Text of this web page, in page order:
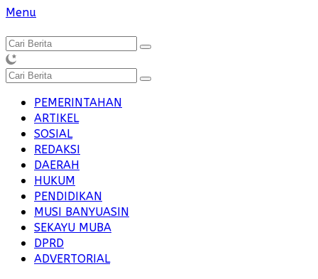
Langsung
konten
Menu
PEMERINTAHAN
ARTIKEL
SOSIAL
REDAKSI
DAERAH
HUKUM
PENDIDIKAN
MUSI BANYUASIN
SEKAYU MUBA
DPRD
ADVERTORIAL